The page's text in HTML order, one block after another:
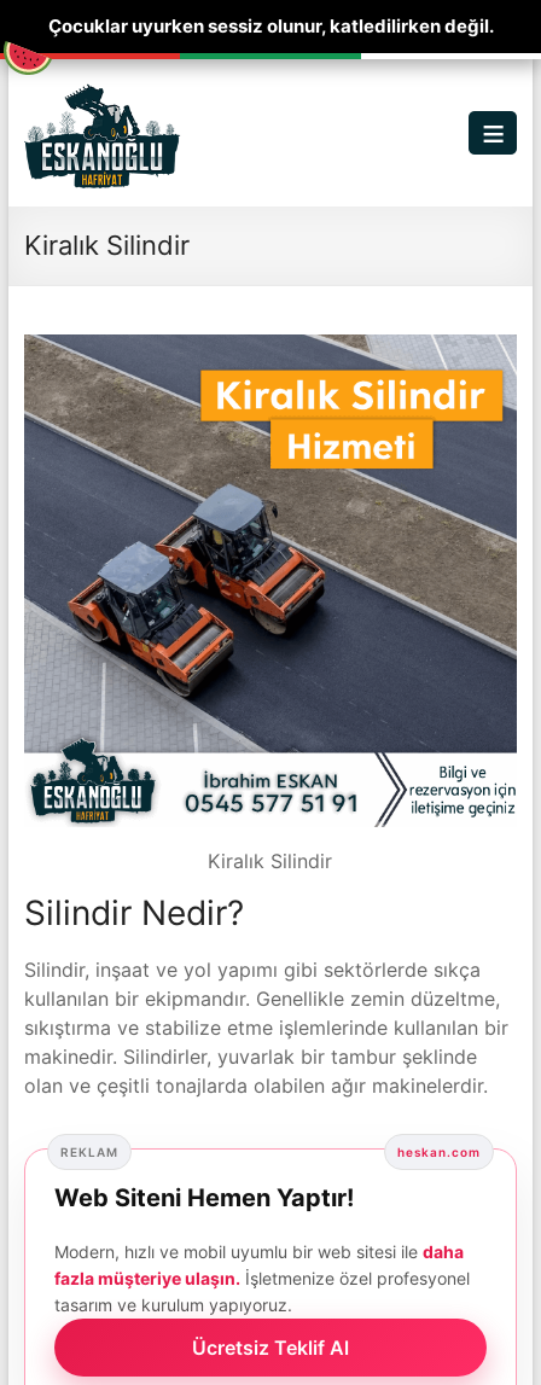
Çocuklar uyurken sessiz olunur, katledilirken değil.
Skip
content
Kiralık Silindir
Kiralık Silindir
Silindir Nedir?
Silindir, inşaat ve yol yapımı gibi sektörlerde sıkça
kullanılan bir ekipmandır. Genellikle zemin düzeltme,
sıkıştırma ve stabilize etme işlemlerinde kullanılan bir
makinedir. Silindirler, yuvarlak bir tambur şeklinde
olan ve çeşitli tonajlarda olabilen ağır makinelerdir.
REKLAM heskan.com
Web Siteni Hemen Yaptır!
Modern, hızlı ve mobil uyumlu bir web sitesi ile daha
fazla müşteriye ulaşın. İşletmenize özel profesyonel
tasarım ve kurulum yapıyoruz.
Ücretsiz Teklif Al